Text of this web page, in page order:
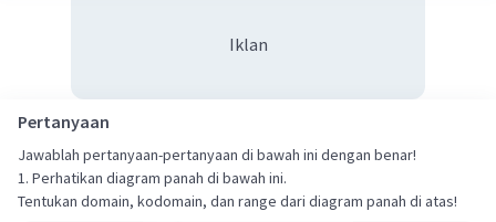
Iklan
Pertanyaan
Jawablah pertanyaan-pertanyaan di bawah ini dengan benar!
1. Perhatikan diagram panah di bawah ini.
Tentukan domain, kodomain, dan range dari diagram panah di atas!